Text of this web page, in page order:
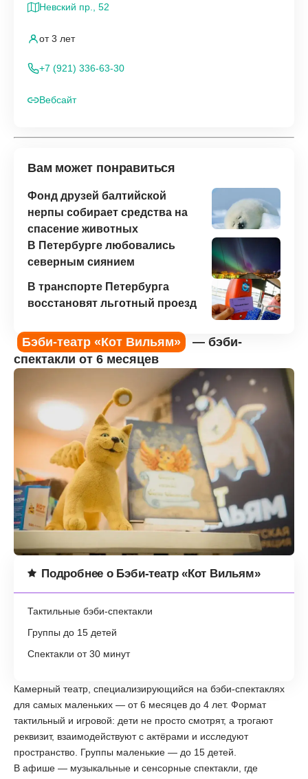
Невский пр., 52
от 3 лет
+7 (921) 336-63-30
Вебсайт
Вам может понравиться
Фонд друзей балтийской
нерпы собирает средства на
спасение животных
В Петербурге любовались
северным сиянием
В транспорте Петербурга
восстановят льготный проезд
Бэби-театр «Кот Вильям»
— бэби-
спектакли от 6 месяцев
Подробнее о Бэби-театр «Кот Вильям»
Тактильные бэби-спектакли
Группы до 15 детей
Спектакли от 30 минут
Камерный театр, специализирующийся на бэби-спектаклях
для самых маленьких — от 6 месяцев до 4 лет. Формат
тактильный и игровой: дети не просто смотрят, а трогают
реквизит, взаимодействуют с актёрами и исследуют
пространство. Группы маленькие — до 15 детей.
В афише — музыкальные и сенсорные спектакли, где